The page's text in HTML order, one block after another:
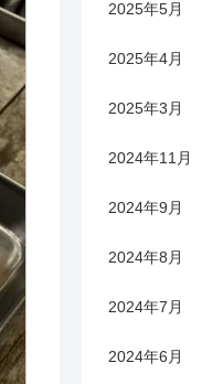
2025年5月
2025年4月
2025年3月
2024年11月
2024年9月
2024年8月
2024年7月
2024年6月